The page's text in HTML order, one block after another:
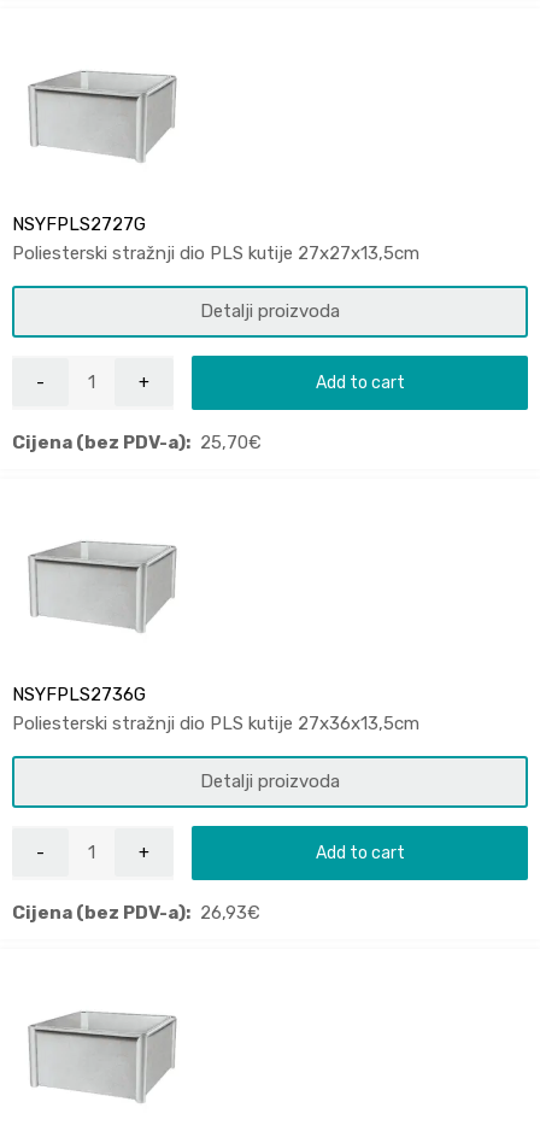
NSYFPLS2727G
Poliesterski stražnji dio PLS kutije 27x27x13,5cm
Detalji proizvoda
Add to cart
Cijena (bez PDV-a): 25,70€
NSYFPLS2736G
Poliesterski stražnji dio PLS kutije 27x36x13,5cm
Detalji proizvoda
Add to cart
Cijena (bez PDV-a): 26,93€